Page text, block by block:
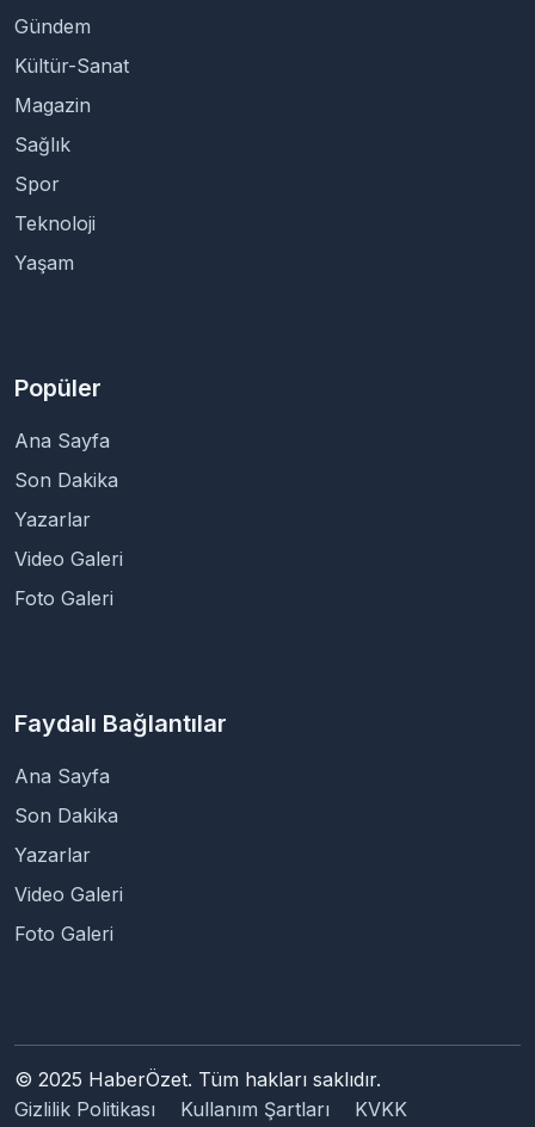
Gündem
Kültür-Sanat
Magazin
Sağlık
Spor
Teknoloji
Yaşam
Popüler
Ana Sayfa
Son Dakika
Yazarlar
Video Galeri
Foto Galeri
Faydalı Bağlantılar
Ana Sayfa
Son Dakika
Yazarlar
Video Galeri
Foto Galeri
© 2025 HaberÖzet. Tüm hakları saklıdır.
Gizlilik Politikası
Kullanım Şartları KVKK